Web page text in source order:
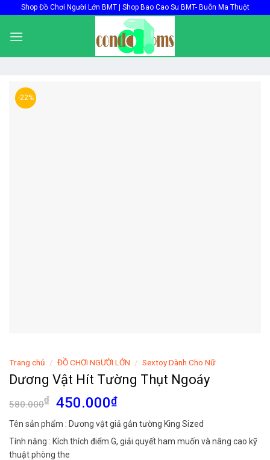
content
Shop Đồ Chơi Người Lớn BMT | Shop Bao Cao Su BMT- Buôn Ma Thuột
-22%
Trang chủ / ĐỒ CHƠI NGƯỜI LỚN / Sextoy Dành Cho Nữ
Dương Vật Hít Tường Thụt Ngoáy
580.000₫
Giá
gốc
là:
580.000₫.
450.000₫Giá
hiện
tại
là:
Tên sản phẩm : Dương vật giả gắn tường King Sized
Tính năng : Kích thích điểm G, giải quyết ham muốn và nâng cao kỹ
thuật phòng the